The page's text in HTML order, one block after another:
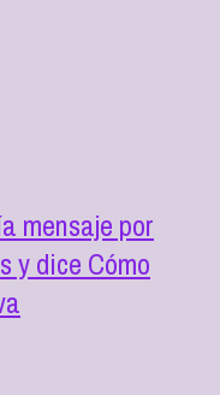
mensaje por
y dice Cómo